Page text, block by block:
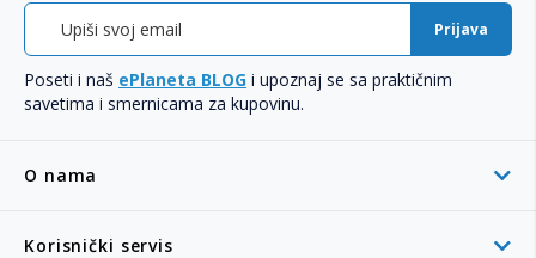
O nama
Korisnički servis
Prijava
Poseti i naš ePlaneta BLOG i upoznaj se sa praktičnim
savetima i smernicama za kupovinu.